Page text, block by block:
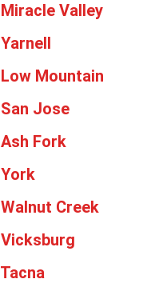
Miracle Valley
Yarnell
Low Mountain
San Jose
Ash Fork
York
Walnut Creek
Vicksburg
Tacna